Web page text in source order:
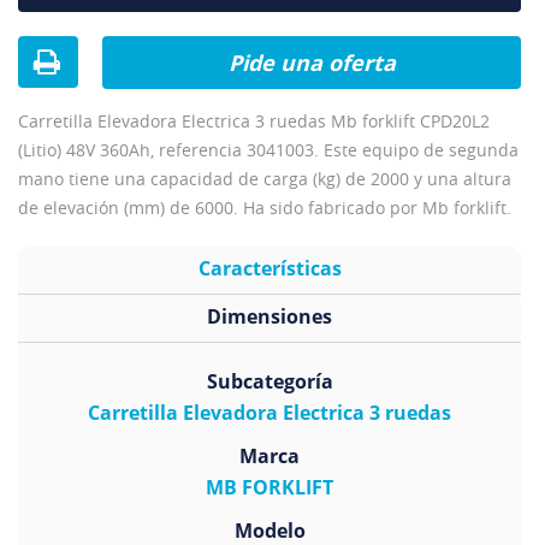
Carretilla Elevadora Electrica 3 ruedas Mb forklift CPD20L2
(Litio) 48V 360Ah, referencia 3041003. Este equipo de segunda
mano tiene una capacidad de carga (kg) de 2000 y una altura
de elevación (mm) de 6000. Ha sido fabricado por Mb forklift.
Pide una oferta
Características
Subcategoría
Carretilla Elevadora Electrica 3 ruedas
Marca
MB FORKLIFT
Modelo
Dimensiones